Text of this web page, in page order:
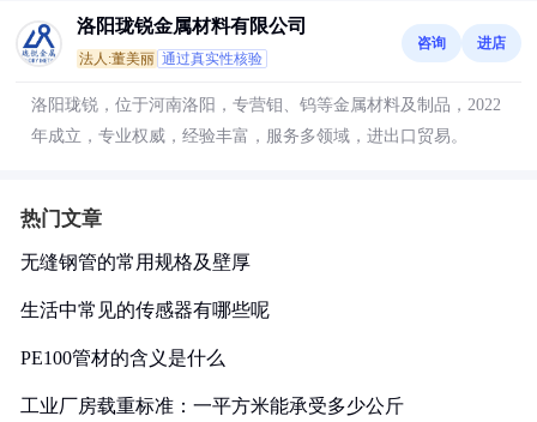
洛阳珑锐金属材料有限公司
法人:董美丽 通过真实性核验
咨询 进店
洛阳珑锐，位于河南洛阳，专营钼、钨等金属材料及制品，2022
年成立，专业权威，经验丰富，服务多领域，进出口贸易。
热门文章
无缝钢管的常用规格及壁厚
生活中常见的传感器有哪些呢
PE100管材的含义是什么
工业厂房载重标准：一平方米能承受多少公斤